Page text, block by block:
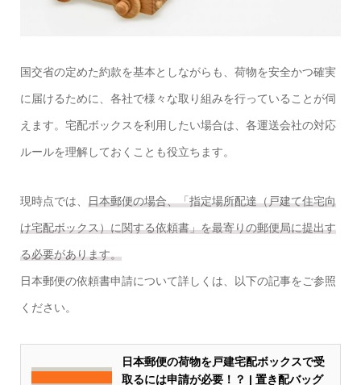
国交省の定めた約款を基本としながらも、荷物を安全かつ確実
に届けるために、各社で様々な取り組みを行っていることが伺
えます。宅配ボックスを利用したい場合は、各運送会社の対応
ルールを理解しておくことも役立ちます。
現時点では、 日本郵便の場合、「指定場所配達（戸建て住宅向
け宅配ボックス）に関する依頼書」を最寄りの郵便局に提出す
る必要があります。
日本郵便の依頼書申請について詳しくは、以下の記事をご参照
ください。
日本郵便の荷物を戸建宅配ボックスで受
取るには申請が必要！？ | 置き配バッグ